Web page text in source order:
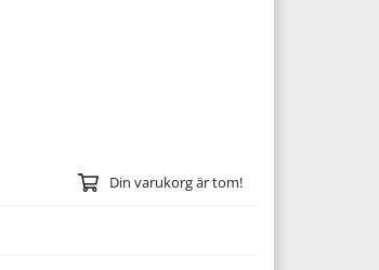
Din varukorg är tom!